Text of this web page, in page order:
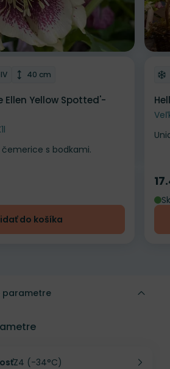
želaní
kvitnutia
Výška rastliny
40 cm
Ellen Yellow Spotted'-
s bodkami.
do košíka
parametre
Z4 (-34°C)